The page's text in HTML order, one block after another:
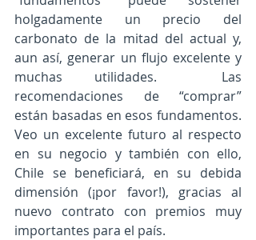
holgadamente un precio del
carbonato de la mitad del actual y,
aun así, generar un flujo excelente y
muchas utilidades.  Las
recomendaciones de “comprar”
están basadas en esos fundamentos.
Veo un excelente futuro al respecto
en su negocio y también con ello,
Chile se beneficiará, en su debida
dimensión (¡por favor!), gracias al
nuevo contrato con premios muy
importantes para el país.